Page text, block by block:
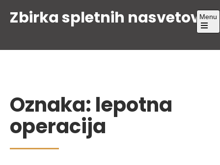
Zbirka spletnih nasvetovMenu
Open
main
Oznaka: lepotna
operacija